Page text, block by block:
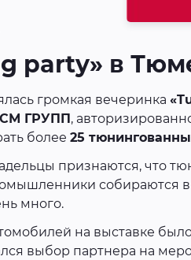
party» в
громкая вечеринка
ГРУПП,
более 25
признаются, что
собираются
много.
на выставке
выбор партнера на